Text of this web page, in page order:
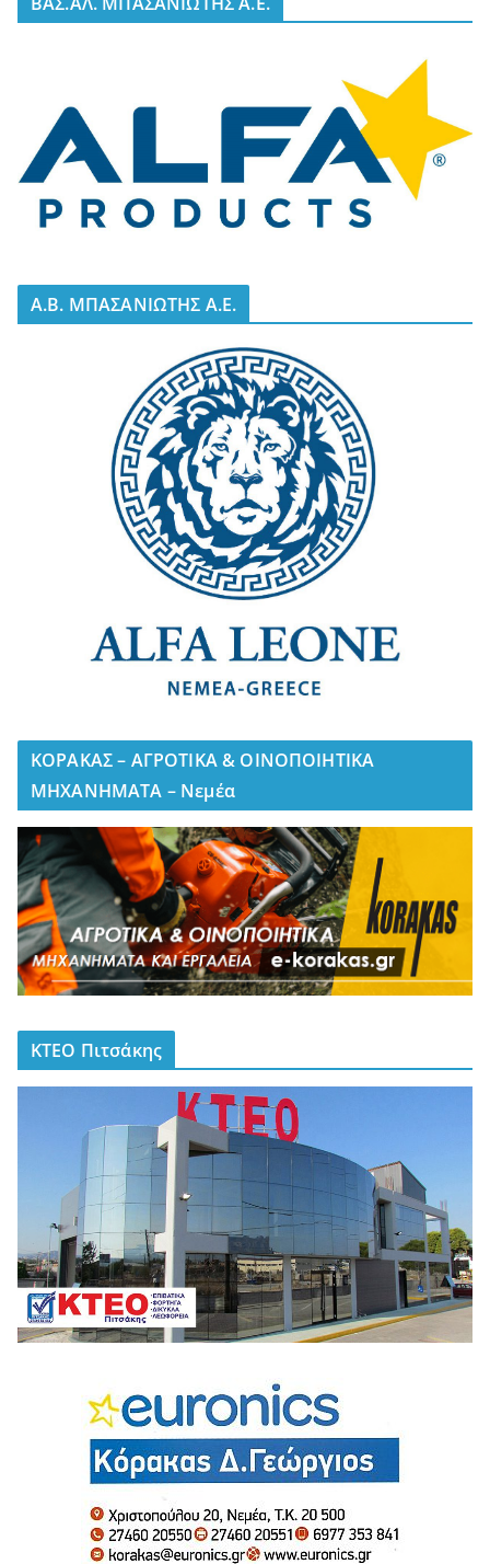
A.B. ΜΠΑΣΑΝΙΩΤΗΣ Α.Ε.
ΚΟΡΑΚΑΣ – ΑΓΡΟΤΙΚΑ & ΟΙΝΟΠΟΙΗΤΙΚΑ
ΜΗΧΑΝΗΜΑΤΑ – Νεμέα
ΚΤΕΟ Πιτσάκης